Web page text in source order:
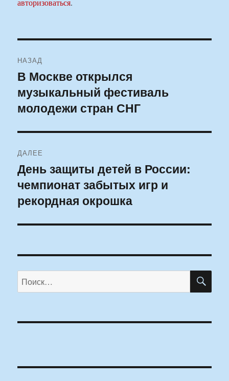
по
записям
НАЗАД
Предыдущая
запись:
В Москве открылся
музыкальный фестиваль
молодежи стран СНГ
ДАЛЕЕ
Следующая
запись:
День защиты детей в России:
чемпионат забытых игр и
рекордная окрошка
Искать: